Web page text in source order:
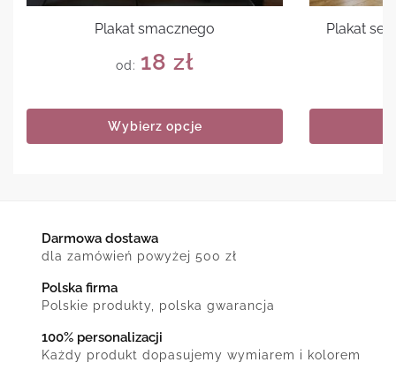
Plakat smacznego
od: 18 zł
Wybierz opcje
Plakat
Darmowa dostawa
dla zamówień powyżej 500 zł
Polska firma
Polskie produkty, polska gwarancja
100% personalizacji
Każdy produkt dopasujemy wymiarem i kolorem